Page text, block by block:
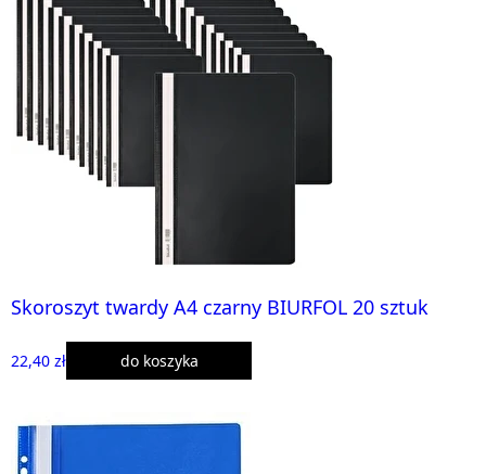
Skoroszyt twardy A4 czarny BIURFOL 20 sztuk
22,40 zł do koszyka